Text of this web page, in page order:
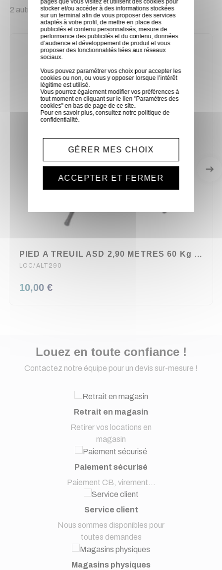
2 autres produits sélectionnés pour vous
PIED A TREUIL ASD 2,90 METRES 60 Kg MAX
LOC/ALT290
10,00 €
Louez en toute confiance !
Contactez notre équipe pour un devis sur-mesure !
Retrait en magasin
Retirer vos locations en
magasin
Paiement sécurisé
Paiement CB, virement...
Service client
Nous sommes disponibles pour
toutes demandes
Magasins physiques
stocker et/ou accéder à des informations stockées
sur un terminal afin de vous proposer des services
adaptés à votre profil, de mettre en place des
publicités et contenu personnalisés, mesure de
performance des publicités et du contenu, données
d’audience et développement de produit et vous
proposer des fonctionnalités liées aux réseaux
sociaux.
Vous pouvez paramétrer vos choix pour accepter les
cookies ou non, ou vous y opposer lorsque l’intérêt
légitime est utilisé.
Vous pourrez également modifier vos préférences à
tout moment en cliquant sur le lien "Paramètres des
cookies" en bas de page de ce site.
Pour en savoir plus, consultez notrepolitique de
confidentialité
GÉRER MES CHOIX
ACCEPTER ET FERMER